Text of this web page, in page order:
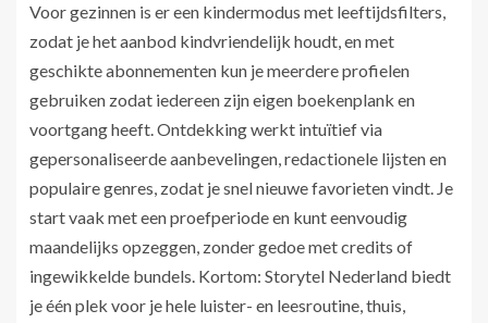
Voor gezinnen is er een kindermodus met leeftijdsfilters,
zodat je het aanbod kindvriendelijk houdt, en met
geschikte abonnementen kun je meerdere profielen
gebruiken zodat iedereen zijn eigen boekenplank en
voortgang heeft. Ontdekking werkt intuïtief via
gepersonaliseerde aanbevelingen, redactionele lijsten en
populaire genres, zodat je snel nieuwe favorieten vindt. Je
start vaak met een proefperiode en kunt eenvoudig
maandelijks opzeggen, zonder gedoe met credits of
ingewikkelde bundels. Kortom: Storytel Nederland biedt
je één plek voor je hele luister- en leesroutine, thuis,